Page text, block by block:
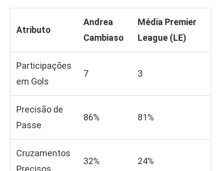
Atributo
Andrea
Cambiaso
Média Premier
League (LE)
Participações
em Gols
7 3
Precisão de
Passe
86% 81%
Cruzamentos
32% 24%